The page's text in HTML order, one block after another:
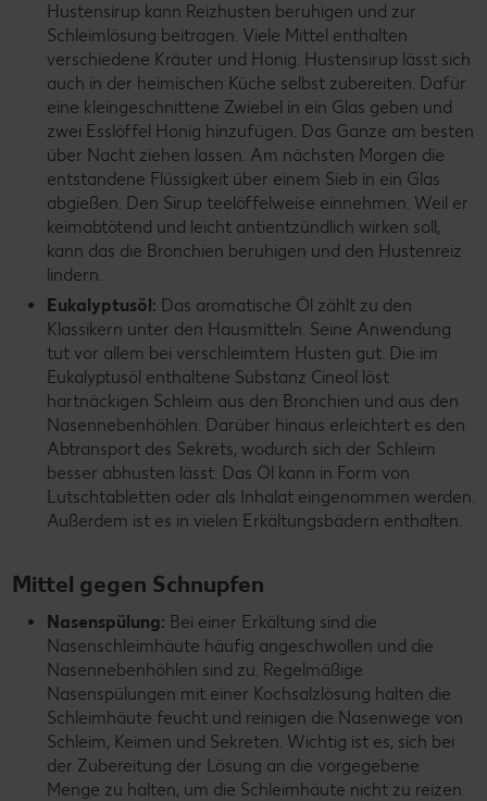
Hustensirup kann Reizhusten beruhigen und zur
Schleimlösung beitragen. Viele Mittel enthalten
verschiedene Kräuter und Honig. Hustensirup lässt sich
auch in der heimischen Küche selbst zubereiten. Dafür
eine kleingeschnittene Zwiebel in ein Glas geben und
zwei Esslöffel Honig hinzufügen. Das Ganze am besten
über Nacht ziehen lassen. Am nächsten Morgen die
entstandene Flüssigkeit über einem Sieb in ein Glas
abgießen. Den Sirup teelöffelweise einnehmen. Weil er
keimabtötend und leicht antientzündlich wirken soll,
kann das die Bronchien beruhigen und den Hustenreiz
lindern.
Eukalyptusöl: Das aromatische Öl zählt zu den
Klassikern unter den Hausmitteln. Seine Anwendung
tut vor allem bei verschleimtem Husten gut. Die im
Eukalyptusöl enthaltene Substanz Cineol löst
hartnäckigen Schleim aus den Bronchien und aus den
Nasennebenhöhlen. Darüber hinaus erleichtert es den
Abtransport des Sekrets, wodurch sich der Schleim
besser abhusten lässt. Das Öl kann in Form von
Lutschtabletten oder als Inhalat eingenommen werden.
Außerdem ist es in vielen Erkältungsbädern enthalten.
Mittel gegen Schnupfen
Nasenspülung: Bei einer Erkältung sind die
Nasenschleimhäute häufig angeschwollen und die
Nasennebenhöhlen sind zu. Regelmäßige
Nasenspülungen mit einer Kochsalzlösung halten die
Schleimhäute feucht und reinigen die Nasenwege von
Schleim, Keimen und Sekreten. Wichtig ist es, sich bei
der Zubereitung der Lösung an die vorgegebene
Menge zu halten, um die Schleimhäute nicht zu reizen.